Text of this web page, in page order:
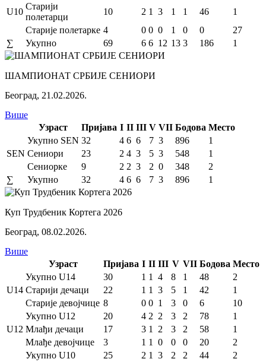
U10
Старији
полетарци
10 2 1 3 1 1 46
1
Старије полетарке 4 0 0 0 1 0 0
27
∑
Укупно 69 6 6 12 13 3 186 1
ШАМПИОНАТ СРБИЈЕ СЕНИОРИ
Београд, 21.02.2026.
Више
Узраст
Пријава I II III V VII Бодова Место
SEN
Укупно SEN 32 4 6 6 7 3 896
1
Сениори
23 2 4 3 5 3 548
1
Сениорке
9 2 2 3 2 0 348
2
∑
Укупно 32 4 6 6 7 3 896 1
Куп Трудбеник Кортега 2026
Београд, 08.02.2026.
Више
Узраст
Пријава I II III V VII Бодова Место
U14
Укупно U14 30 1 1 4 8 1 48
2
Старији дечаци
22 1 1 3 5 1 42
1
Старије девојчице 8 0 0 1 3 0 6 10
U12
Укупно U12 20 4 2 2 3 2 78
1
Млађи дечаци
17 3 1 2 3 2 58
1
Млађе девојчице
3 1 1 0 0 0 20 2
Укупно U10 25 2 1 3 2 2 44
2